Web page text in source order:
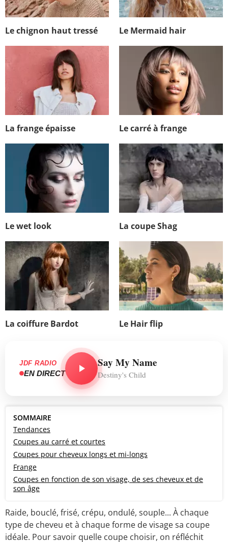
Le chignon haut tressé Le Mermaid hair
La frange épaisse Le carré à frange
Le wet look La coupe Shag
La coiffure Bardot Le Hair flip
JDF RADIO
EN DIRECT
Say My Name
Destiny's Child
SOMMAIRE
Tendances
Coupes au carré et courtes
Coupes pour cheveux longs et mi-longs
Frange
Coupes en fonction de son visage, de ses cheveux et de
son âge
Raide, bouclé, frisé, crépu, ondulé, souple... À chaque
type de cheveu et à chaque forme de visage sa coupe
idéale. Pour savoir quelle coupe choisir, on réfléchit